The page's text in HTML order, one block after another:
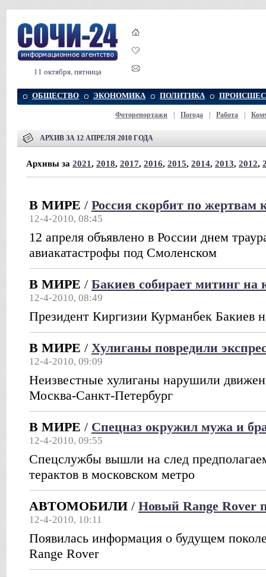
11 октября, пятница
ОБЩЕСТВО ЭКОНОМИКА ПОЛИТИКА
Фоторепортажи Погода Работа
АРХИВ ЗА 12 АПРЕЛЯ 2010 ГОДА
Архивы за 2021, 2018, 2017, 2016, 2015, 2014, 2013, 2012,
В МИРЕ / Россия скорбит по жертвам
12-4-2010, 08:45
12 апреля объявлено в России днем
авиакатастрофы под Смоленском
В МИРЕ / Бакиев собирает митинг на
12-4-2010, 08:49
Президент Киргизии Курманбек Бакиев
В МИРЕ / Хулиганы повредили
12-4-2010, 09:09
Неизвестные хулиганы нарушили
Москва-Санкт-Петербург
В МИРЕ / Спецназ окружил мужа и
12-4-2010, 09:55
Спецслужбы вышли на след
терактов в московском метро
АВТОМОБИЛИ / Новый Range Rover
12-4-2010, 10:11
Появилась информация о будущем
Range Rover